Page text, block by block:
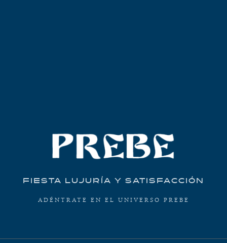
FIESTA LUJURÍA Y SATISFACCIÓN
ADÉNTRATE EN EL UNIVERSO PREBE